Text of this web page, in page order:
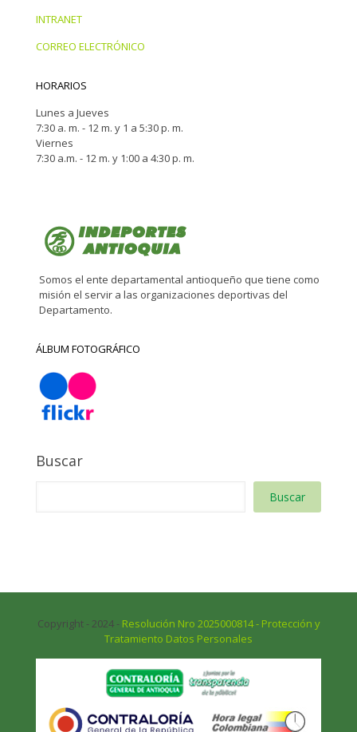
INTRANET
CORREO ELECTRÓNICO
HORARIOS
Lunes a Jueves
7:30 a. m. - 12 m. y 1 a 5:30 p. m.
Viernes
7:30 a.m. - 12 m. y 1:00 a 4:30 p. m.
Somos el ente departamental antioqueño que tiene como
misión el servir a las organizaciones deportivas del
Departamento.
ÁLBUM FOTOGRÁFICO
Buscar
Buscar
Copyright - 2024 - Resolución Nro 2025000814 - Protección y
Tratamiento Datos Personales